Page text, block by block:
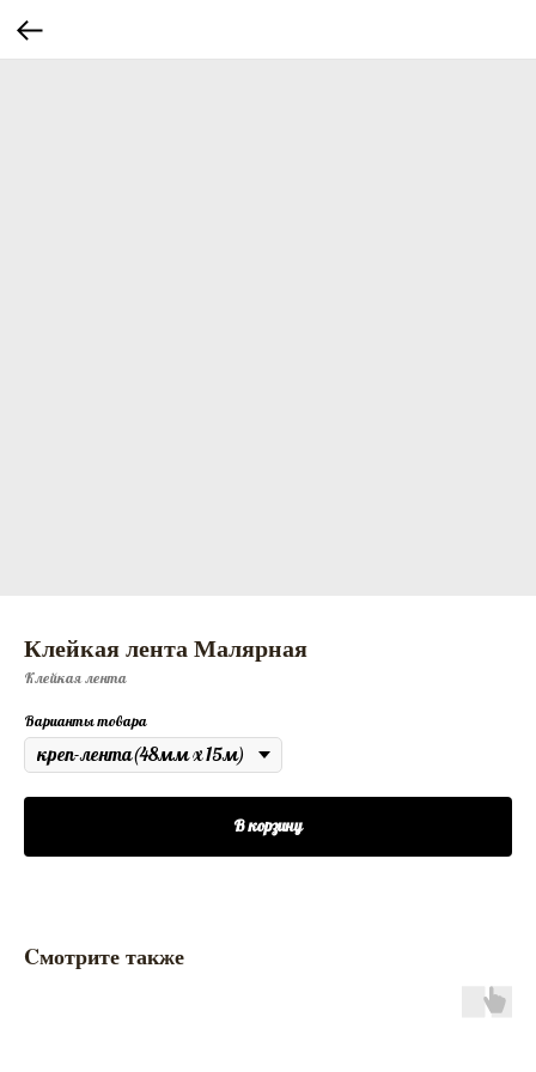
Клейкая лента Малярная
Клейкая лента
Варианты товара
В корзину
Cмотрите также